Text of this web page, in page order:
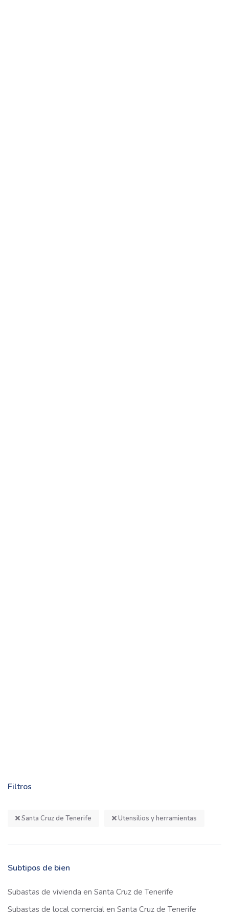
Filtros
Santa Cruz de Tenerife Utensilios y herramientas
Subtipos de bien
Subastas de vivienda en Santa Cruz de Tenerife
Subastas de local comercial en Santa Cruz de Tenerife